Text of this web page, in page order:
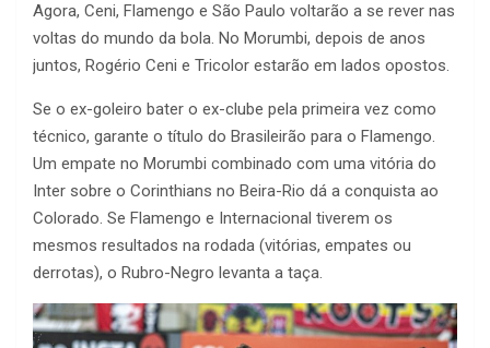
Agora, Ceni, Flamengo e São Paulo voltarão a se rever nas
voltas do mundo da bola. No Morumbi, depois de anos
juntos, Rogério Ceni e Tricolor estarão em lados opostos.
Se o ex-goleiro bater o ex-clube pela primeira vez como
técnico, garante o título do Brasileirão para o Flamengo.
Um empate no Morumbi combinado com uma vitória do
Inter sobre o Corinthians no Beira-Rio dá a conquista ao
Colorado. Se Flamengo e Internacional tiverem os
mesmos resultados na rodada (vitórias, empates ou
derrotas), o Rubro-Negro levanta a taça.